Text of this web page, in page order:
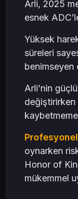
Arli, 2025
esnek
Yüksek
süreleri
benimseyen
Arli’nin
değiştirirken
oynarken
Honor of
mükemmel